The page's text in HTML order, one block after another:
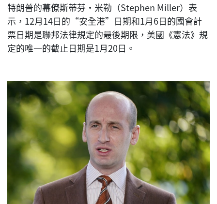
特朗普的幕僚斯蒂芬‧米勒（Stephen Miller）表
示，12月14日的“安全港”日期和1月6日的國會計
票日期是聯邦法律規定的最後期限，美國《憲法》規
定的唯一的截止日期是1月20日。